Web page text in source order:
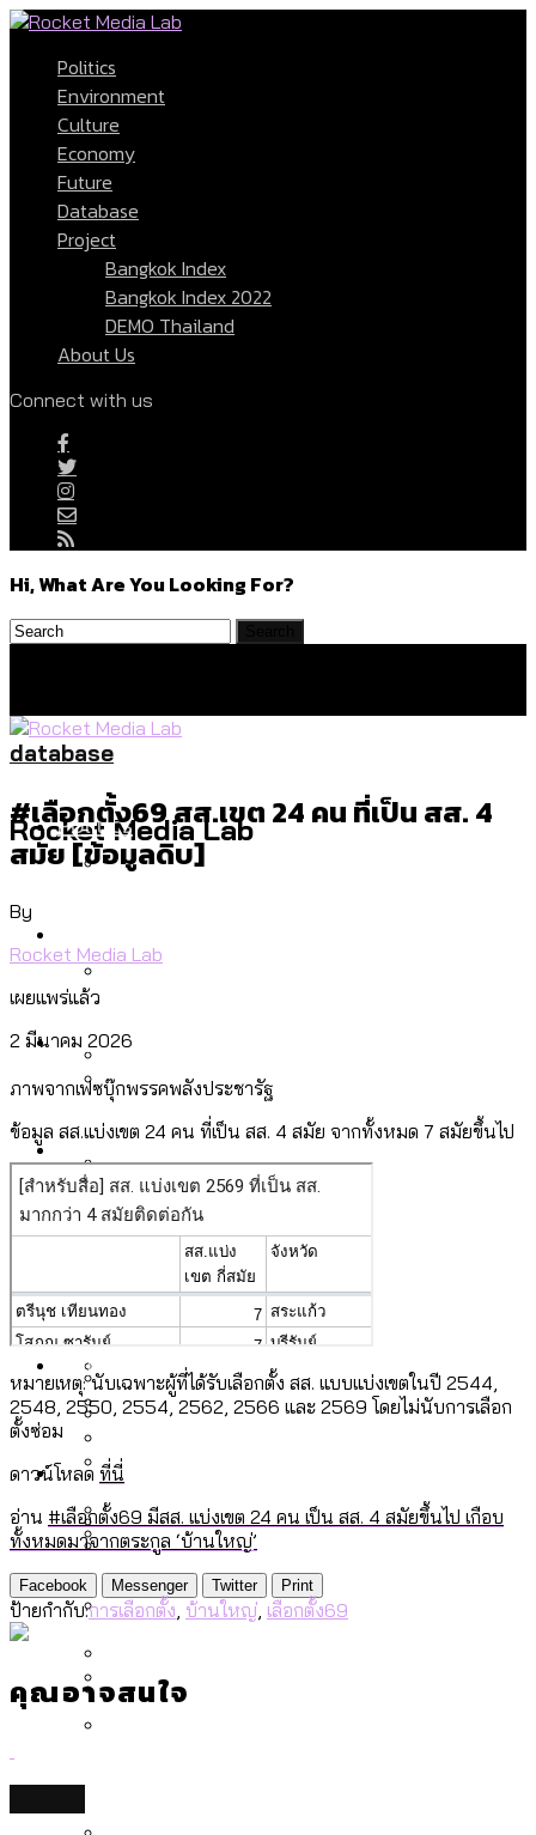
Politics
Environment
Culture
Economy
Future
Database
Project
Bangkok Index
Bangkok Index 2022
DEMO Thailand
About Us
Connect with us
Hi, What Are You Looking For?
Rocket Media Lab
Politics
จราจรฯ เพิ่ม 150% มีเพียง 5 เขตที่งบเพิ่ม
เมื่อแยกท่องเที่ยวออกจากกีฬา กระทรวง
ใหม่จะมีงบฯ ประมาณเท่าไร
สมุดจดการบ้าน ส.ก. 2569 : แต่ละเขตมี
ปัญหาอะไรที่ ส.ก. ต้องทำการบ้าน
Vote62 ขอบคุณประชาชนที่ร่วม
สังเกตการณ์การเลือกตั้งชวนคุยกันถึงบท
เรียนที่เราได้รับจากเลือกตั้ง กรุงเทพฯ –
พัทยา
ที่อาศัยอยู่ในกรุงเทพฯ
สำรวจเหตุไฟไหม้ในกรุงเทพฯ ส่วนใหญ่มา
ลัดวงจรมากที่สุด
สวนสาธารณะและพื้นที่สีเขียวใน กทม. เพิ่ม
ขึ้นและเข้าถึงได้มากน้อยแค่ไหน
ขยะมูลฝอย 2568 [ข้อมูลดิบ]
ขยะของคน กทม. ที่ยังถูกนำไปทิ้งที่
ฉะเชิงเทรา นครปฐม และล่าสุดที่กาญจนบุรี
2569) ของ กทม. ในยุคชัชชาติ ลงเขตไหน
Culture
โลกใบเดียว สิทธิไม่เท่ากัน: กฎหมายการ
รับรองเพศของ Transgender ทั่วโลก
ประเทศไหนทำได้บ้าง?
สำรวจ Hate Speech ที่ถูกผลิตซ้ำผ่าน
วิดีโอ AI ในช่วงความขัดแย้งไทย-กัมพูชา
[ข้อมูลดิบ]
ความเกลียดชังที่ขายได้ : สำรวจ Hate
Speech ที่ถูกผลิตซ้ำผ่านวิดีโอ AI ในช่วง
ความขัดแย้งไทย-กัมพูชา
กรุงเทพฯ เมืองคอนเสิร์ต : สำรวจ
Economy
เมกะโปรเจ็กต์ของ กทม. ในช่วงที่มีการใช้
งบคาบเกี่ยวในยุคชัชชาติ มีอะไร ใช้งบแค่
ไหน
ควันบุหรี่ที่เข้าปอด [ข้อมูลดิบ]
สำรวจเศรษฐกิจในกรุงเทพฯ ผ่าน
Bangkok Index 2025
สังคมผู้สูงอายุไทย [ข้อมูลดิบ]
สำรวจสังคมผู้สูงอายุไทย : 6 จังหวัดเป็น
สังคมสูงวัยระดับสุดยอด และ 64 จังหวัดที่
ตายมากกว่าเกิด
Database
สังคมผู้สูงอายุไทย [ข้อมูลดิบ]
สำรวจเหตุไฟไหม้ในกรุงเทพฯ 2568
[ข้อมูลดิบ]
Project
Bangkok Index
Bangkok Index 2022
DEMO Thailand
About Us
database
#เลือกตั้ง69 สส.เขต 24 คน ที่เป็น สส. 4
สมัย [ข้อมูลดิบ]
By
Rocket Media Lab
เผยแพร่แล้ว
2 มีนาคม 2026
ภาพจากเฟซบุ๊กพรรคพลังประชารัฐ
ข้อมูล สส.แบ่งเขต 24 คน ที่เป็น สส. 4 สมัย จากทั้งหมด 7 สมัยขึ้นไป
หมายเหตุ: นับเฉพาะผู้ที่ได้รับเลือกตั้ง สส. แบบแบ่งเขตในปี 2544,
2548, 2550, 2554, 2562, 2566 และ 2569 โดยไม่นับการเลือก
ตั้งซ่อม
ดาวน์โหลด ที่นี่
อ่าน #เลือกตั้ง69 มีสส. แบ่งเขต 24 คน เป็น สส. 4 สมัยขึ้นไป เกือบ
ทั้งหมดมาจากตระกูล ‘บ้านใหญ่’
Facebook Messenger Twitter Print
ป้ายกำกับ:การเลือกตั้ง บ้านใหญ่ เลือกตั้ง69
คุณอาจสนใจ